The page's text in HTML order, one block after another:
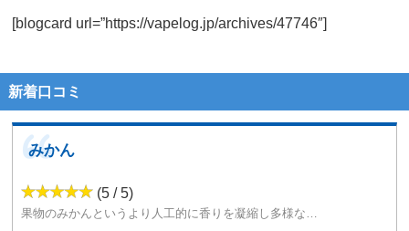
[blogcard url=”https://vapelog.jp/archives/47746″]
新着口コミ
みかん
(5 / 5)
果物のみかんというより人工的に香りを凝縮し多様な香りですが爽やかで美味しいです甘さもそこまでクドくないので吸いやすいです